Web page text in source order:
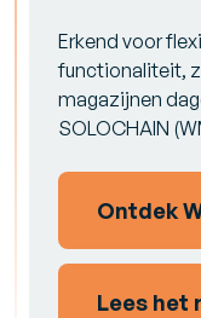
Erkend voor
functionaliteit,
magazijnen
SOLOCHAIN
Ontdek
Lees het